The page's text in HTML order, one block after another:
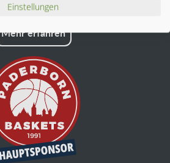
Mehr erfahren
Einstellungen